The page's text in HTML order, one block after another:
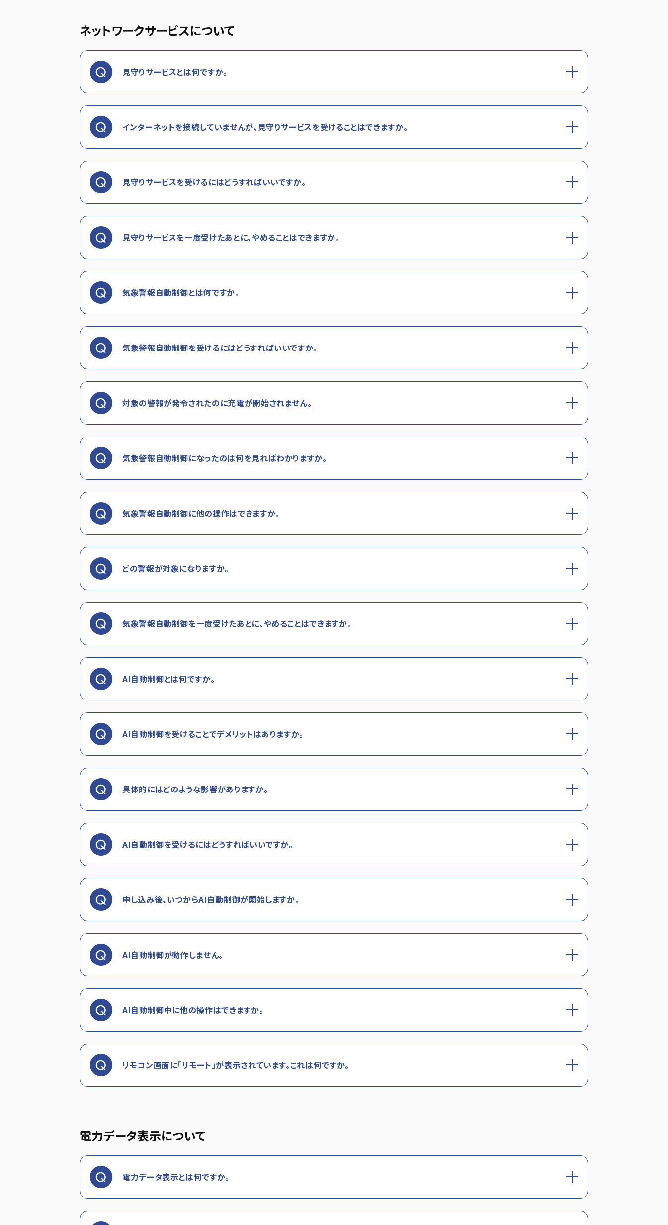
ネットワークサービスについて
見守りサービスとは何ですか。
インターネットを接続していませんが、見守りサービスを受けることはできますか。
見守りサービスを受けるにはどうすればいいですか。
見守りサービスを一度受けたあとに、やめることはできますか。
気象警報自動制御とは何ですか。
気象警報自動制御を受けるにはどうすればいいですか。
対象の警報が発令されたのに充電が開始されません。
気象警報自動制御になったのは何を見ればわかりますか。
気象警報自動制御に他の操作はできますか。
どの警報が対象になりますか。
気象警報自動制御を一度受けたあとに、やめることはできますか。
AI自動制御とは何ですか。
AI自動制御を受けることでデメリットはありますか。
具体的にはどのような影響がありますか。
AI自動制御を受けるにはどうすればいいですか。
申し込み後、いつからAI自動制御が開始しますか。
AI自動制御が動作しません。
AI自動制御中に他の操作はできますか。
リモコン画面に「リモート」が表示されています。これは何ですか。
電力データ表示について
電力データ表示とは何ですか。